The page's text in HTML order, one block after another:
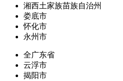
湘西土家族苗族自治州
娄底市
怀化市
永州市
全广东省
云浮市
揭阳市